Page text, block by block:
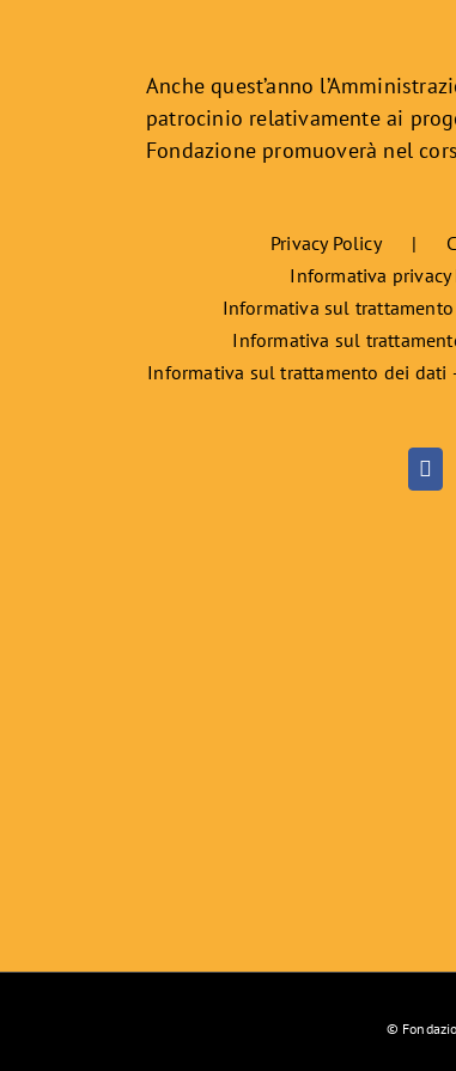
Anche quest’anno
patrocinio relativamente ai
Fondazione promuoverà nel
Privacy Policy
Informativa
Informativa sul
Informativa sul
Informativa sul trattamento dei dati
©